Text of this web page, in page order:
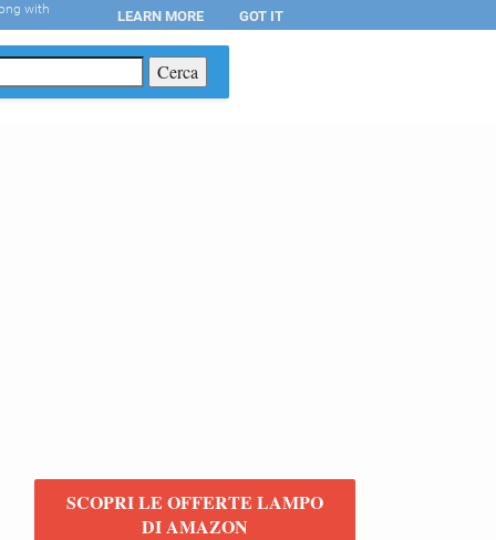
SCOPRI LE OFFERTE LAMPO
DI AMAZON
with LEARN MORE GOT IT